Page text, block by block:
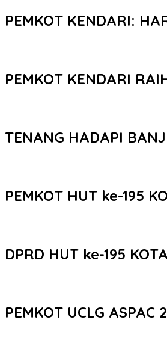
PEMKOT KENDARI:
PEMKOT KENDARI
TENANG HADAPI
PEMKOT HUT ke-195
DPRD HUT ke-195
PEMKOT UCLG ASPAC